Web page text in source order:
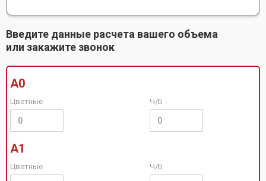
Введите данные расчета вашего объема
или закажите звонок
А0
Цветные Ч/Б
А1
Цветные Ч/Б